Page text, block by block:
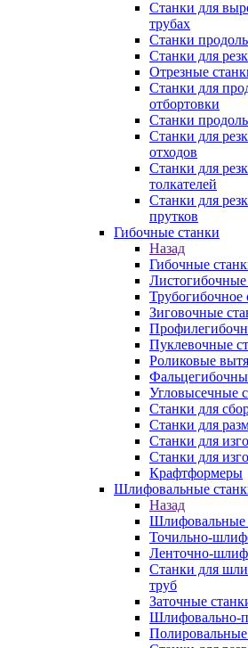
Станки для
трубаx
Станки
Станки для
Отрезные
Станки для
отбортовки
Станки
Станки для
отходов
Станки для
толкателей
Станки для
прутков
Гибочные станки
Назад
Гибочные
Листогибочные
Трубогибочное
Зиговочные
Пуклевочные
Роликовые
Угловысечные
Станки для
Станки для
Станки для
Станки для
Крафтформеры
Шлифовальные
Назад
Шлифовальные
Точильно-
Ленточно-
Станки для
труб
Заточные
Шлифовально-
Полировальные